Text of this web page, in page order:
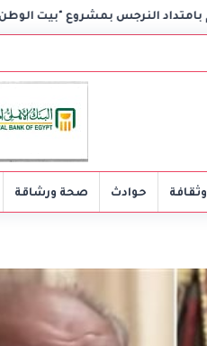
جامعة "بيت الوطن"
حوادث صحة ورشاقة